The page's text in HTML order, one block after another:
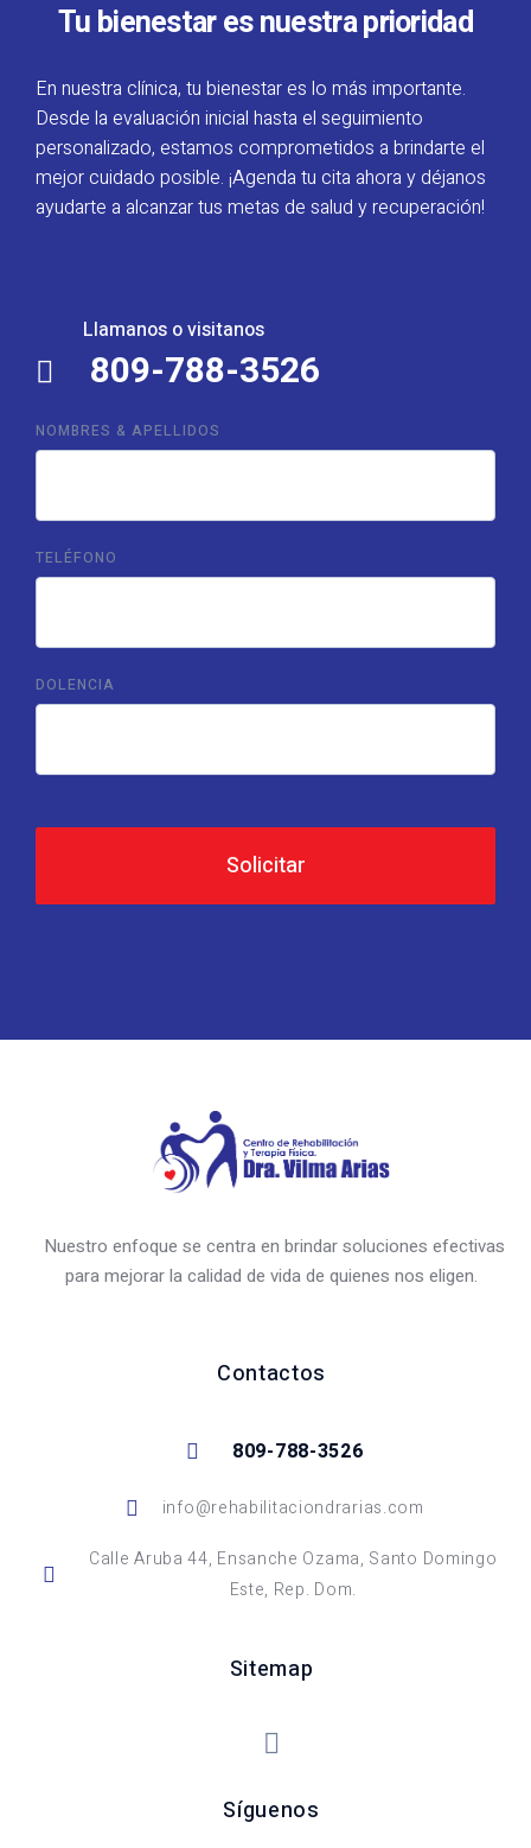
Tu bienestar es nuestra prioridad
En nuestra clínica, tu bienestar es lo más importante.
Desde la evaluación inicial hasta el seguimiento
personalizado, estamos comprometidos a brindarte el
mejor cuidado posible. ¡Agenda tu cita ahora y déjanos
ayudarte a alcanzar tus metas de salud y recuperación!
Llamanos o visitanos
809-788-3526
NOMBRES & APELLIDOS
TELÉFONO
DOLENCIA
Solicitar
Nuestro enfoque se centra en brindar soluciones efectivas
para mejorar la calidad de vida de quienes nos eligen.
Contactos
809-788-3526
info@rehabilitaciondrarias.com
Calle Aruba 44, Ensanche Ozama, Santo Domingo
Este, Rep. Dom.
Sitemap
Síguenos